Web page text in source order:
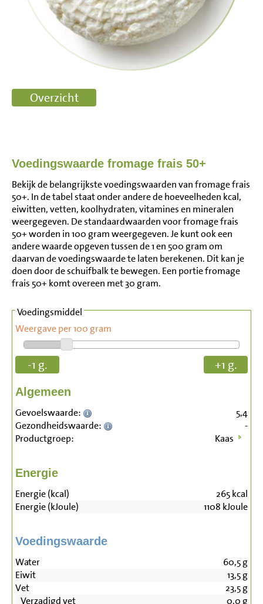
Voedingswaarde fromage frais 50+
Bekijk de belangrijkste voedingswaarden van fromage frais
50+. In de tabel staat onder andere de hoeveelheden kcal,
eiwitten, vetten, koolhydraten, vitamines en mineralen
weergegeven. De standaardwaarden voor fromage frais
50+ worden in 100 gram weergegeven. Je kunt ook een
andere waarde opgeven tussen de 1 en 500 gram om
daarvan de voedingswaarde te laten berekenen. Dit kan je
doen door de schuifbalk te bewegen. Een portie fromage
frais 50+ komt overeen met 30 gram.
Voedingsmiddel
Weergave per 100 gram
-1 g. +1 g.
Algemeen
Gevoelswaarde:
5,4
Gezondheidswaarde:
-
Productgroep:
Kaas
Energie
Energie (kcal) 265kcal
Energie (kJoule)
1108 kJoule
Voedingswaarde
Water 60,5g
Eiwit
13,5g
Vet
23,5g
Verzadigd vet
0,0 g